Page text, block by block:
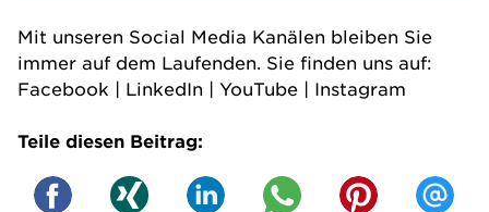
Mit unseren Social Media Kanälen bleiben Sie
immer auf dem Laufenden. Sie finden uns auf:
Facebook | LinkedIn | YouTube | Instagram
Teile diesen Beitrag: